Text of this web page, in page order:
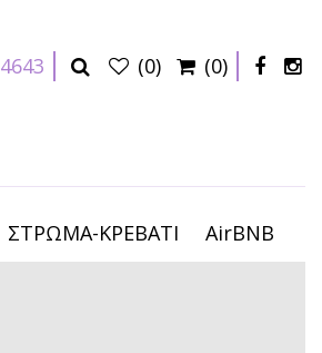
(0) (0)
ΣΤΡΩΜΑ-ΚΡΕΒΑΤΙ AirBNB